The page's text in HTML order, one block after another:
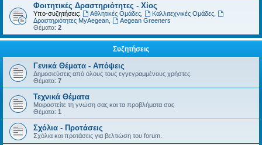
Φοιτητικές Δραστηριότητες - Χίος
Υπο-συζητήσεις: Αθλητικές Ομάδες, Καλλιτεχνικές Ομάδες,
Δραστηριότητες MyAegean
Aegean Greeners
Θέματα: 2
Συζητήσεις
Γενικά Θέματα - Απόψεις
Δημοσιεύσεις από όλους τους εγγεγραμμένους χρήστες.
Θέματα: 7
Τεχνικά Θέματα
Μοιραστείτε τη γνώση σας και τα προβλήματα σας
Θέματα: 1
Σχόλια - Προτάσεις
Σχόλια και προτάσεις για βελτιώση του forum.